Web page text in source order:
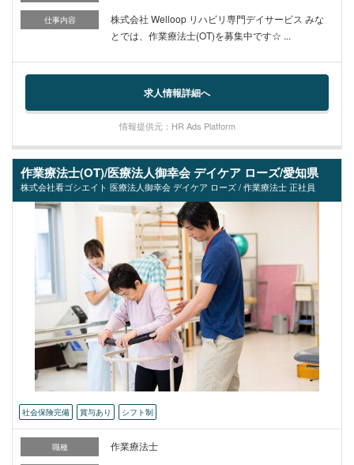
仕事内容
株式会社 Welloop リハビリ専門デイサービス みな
とでは、作業療法士(OT)を募集中です☆ ...
求人情報詳細へ
情報提供元：HR Ads Platform
作業療法士(OT)/医療法人御幸会 デイケア ローズ/愛知県
株式会社看ゴシエイト 医療法人御幸会 デイケア ローズ / 作業療法士 正社員
社会保険完備 賞与あり シフト制
職種 作業療法士